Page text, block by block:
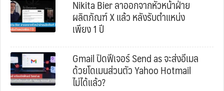
Nikita Bier ลาออกจากหัวหน้าฝ่าย
ผลิตภัณฑ์ X แล้ว หลังรับตำแหน่ง
เพียง 1 ปี
Gmail ปิดฟีเจอร์ Send as จะส่งอีเมล
ด้วยโดเมนส่วนตัว Yahoo Hotmail
ไม่ได้แล้ว?